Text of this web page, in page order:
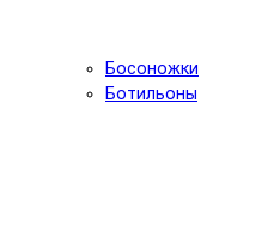
Босоножки
Ботильоны